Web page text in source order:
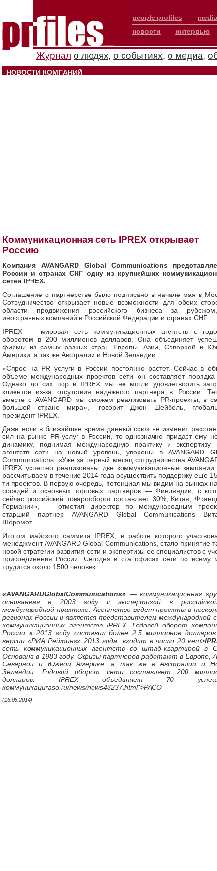
people profiles
новости
интервью
Журнал о людях, о событиях, о медиа,
НОВОСТИ КОМПАНИЙ
Коммуникационная сеть IPREX открывает
Россию
Компания AVANGARD Global Communications
России и странах СНГ одну из крупнейших
сетей IPREX.
Соглашение о партнерстве было подписано в начале мая в
Сотрудничество открывает новые возможности для обеих
области продвижения российского бизнеса за
иностранных компаний в Российской Федерации и странах СНГ.
IPREX — мировая сеть коммуникационных агентств с
оборотом в 200 миллионов долларов. Она объединяет
фирмы из самых разных стран Европы, Азии, Северной и
Америки, а так же Австралии и Новой Зеландии.
«Спрос на PR услуги в России постоянно растет. Сейчас в
объеме международных проектов сети он составляет
Однако до сих пор в IPREX мы не могли удовлетворить
клиентов из-за отсутствия надежного партнера в России.
вместе с AVANGARD мы сможем реализовать PR-проекты, в
большой стране мира»,- говорит Джон Шейбель,
президент IPREX.
Даже если в ближайшее время данный союз не изменит
сил на рынке PR-услуг в России, то однозначно придаст ему
динамику, поднимая международную практику и экспертизу
агентств сети на новый уровень, уверены в AVANGARD
Communications. «Уже за первый месяц сотрудничества
IPREX успешно реализованы две коммуникационные
рассчитываем в течение 2014 года осуществить поддержку еще
ти проектов. В первую очередь, потенциал мы видим на рынках
соседей и основных торговых партнеров — Финляндии, с
сейчас российский товарооборот составляет 30%, Китая,
Германии», — отметил директор по международным
старший партнер AVANGARD Global Communications
Шеремет.
Итогом майского саммита IPREX, в работе которого
менеджмент AVANGARD Global Communications, стало принятие
новой стратегии развития сети и экспертизы ее специалистов с
присоединения России. Сегодня в ста офисах сети по всему
трудится около 1500 человек.
«AVANGARDGlobalCommunications» — коммуникационная
основанная в 2003 году с экспертизой в
международной практике. Агентство ведет проекты в
регионах России и является представителем международной
коммуникационных агентств IPREX. Годовой оборот
России в 2013 году составил более 2,5 миллионов
версии «РИА Рейтинг» 2013 года, входит в число 20 кem>
сеть коммуникационных агентств со штаб-квартирой в
Основана в 1983 году. Офисы партнеров работают в Европе,
Северной и Южной Америке, а так же в Австралии и
Зеландии. Годовой оборот сети составляет 200
долларов. IPREX объединяет 70
коммуникациraso.ru/news/news48237.html">РАСО
(16.06.2014)